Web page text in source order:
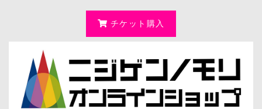
チケット購入